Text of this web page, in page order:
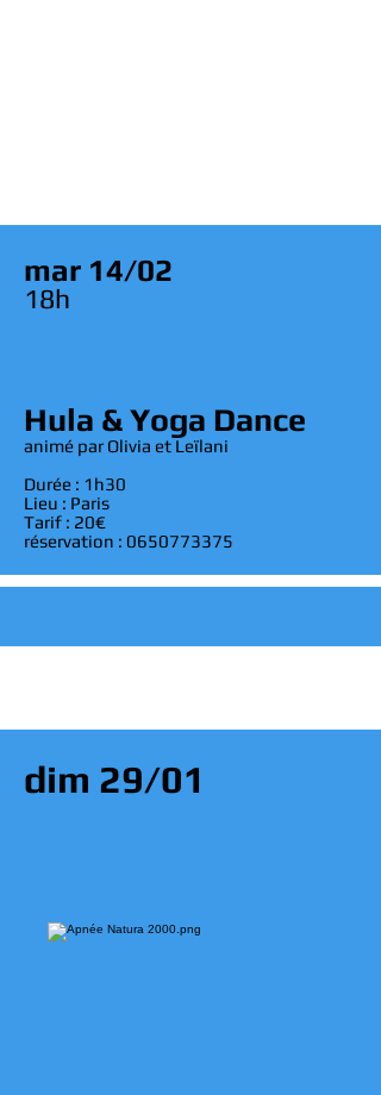
mar 14/02
18h
Hula & Yoga Dance
animé par Olivia et Leïlani
Durée : 1h30
Lieu : Paris
Tarif : 20€
réservation : 0650773375
dim 29/01